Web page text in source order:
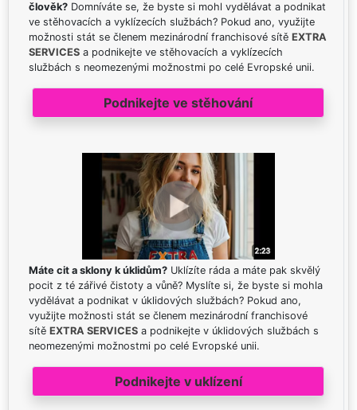
člověk? Domníváte se, že byste si mohl vydělávat a podnikat
ve stěhovacích a vyklízecích službách? Pokud ano, využijte
možnosti stát se členem mezinárodní franchisové sítě EXTRA
SERVICES a podnikejte ve stěhovacích a vyklízecích
službách s neomezenými možnostmi po celé Evropské unii.
Podnikejte ve stěhování
Máte cit a sklony k úklidům? Uklízíte ráda a máte pak skvělý
pocit z té zářivé čistoty a vůně? Myslíte si, že byste si mohla
vydělávat a podnikat v úklidových službách? Pokud ano,
využijte možnosti stát se členem mezinárodní franchisové
sítě EXTRA SERVICES a podnikejte v úklidových službách s
neomezenými možnostmi po celé Evropské unii.
Podnikejte v uklízení